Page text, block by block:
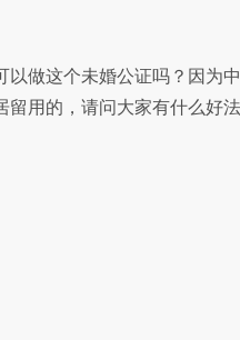
做这个未婚公证吗？因为中
留用的，请问大家有什么好法